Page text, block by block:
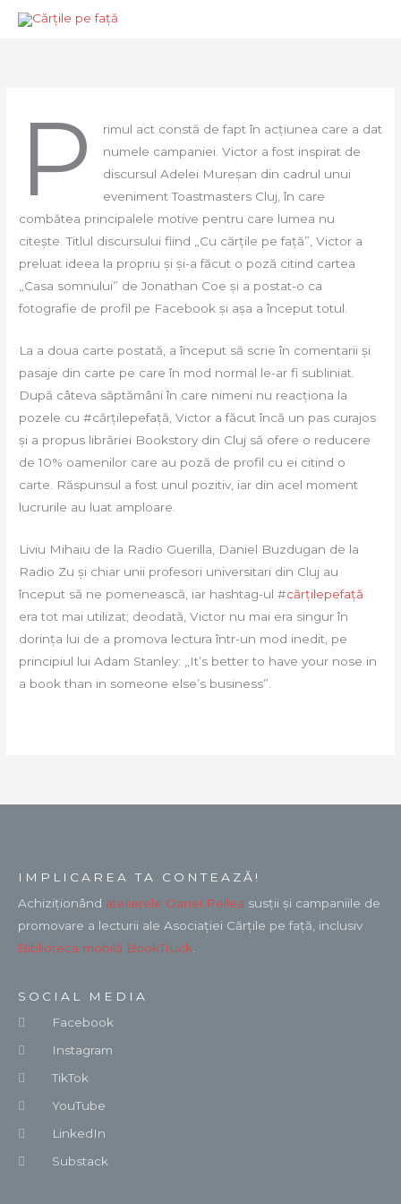
Skip
P
rimul act constă de fapt în acțiunea care a dat
numele campaniei. Victor a fost inspirat de
discursul Adelei Mureșan din cadrul unui
eveniment Toastmasters Cluj, în care
combătea principalele motive pentru care lumea nu
citește. Titlul discursului fiind „Cu cărțile pe față”, Victor a
preluat ideea la propriu și și-a făcut o poză citind cartea
„Casa somnului” de Jonathan Coe și a postat-o ca
fotografie de profil pe Facebook și așa a început totul.
La a doua carte postată, a început să scrie în comentarii și
pasaje din carte pe care în mod normal le-ar fi subliniat.
După câteva săptămâni în care nimeni nu reacționa la
pozele cu #cărțilepefață, Victor a făcut încă un pas curajos
și a propus librăriei Bookstory din Cluj să ofere o reducere
de 10% oamenilor care au poză de profil cu ei citind o
carte. Răspunsul a fost unul pozitiv, iar din acel moment
lucrurile au luat amploare.
Liviu Mihaiu de la Radio Guerilla, Daniel Buzdugan de la
Radio Zu și chiar unii profesori universitari din Cluj au
început să ne pomenească, iar hashtag-ul #cărțilepefață
era tot mai utilizat; deodată, Victor nu mai era singur în
dorința lui de a promova lectura într-un mod inedit, pe
principiul lui Adam Stanley: „It’s better to have your nose in
a book than in someone else’s business”.
IMPLICAREA TA CONTEAZĂ!
Achiziționând atelierele Oanei Pellea susții și campaniile de
promovare a lecturii ale Asociației Cărțile pe față, inclusiv
Biblioteca mobilă BookTruck
SOCIAL MEDIA
Facebook
Instagram
TikTok
YouTube
LinkedIn
Substack